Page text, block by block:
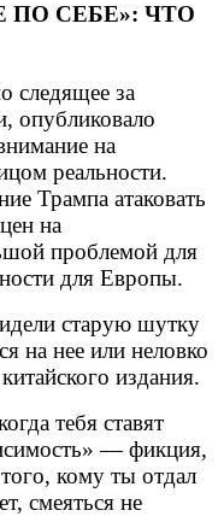
ПО СЕБЕ»: ЧТО
следящее за
опубликовало
на
реальности.
Трампа атаковать
на
проблемой для
для Европы.
старую шутку
на нее или неловко
издания.
тебя ставят
— фикция,
того, кому ты отдал
смеяться не